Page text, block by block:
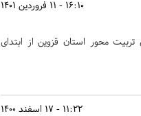
16:10 - 11 فروردین 1401
محور استان قزوین از ابتدای
11:22 - 17 اسفند 1400